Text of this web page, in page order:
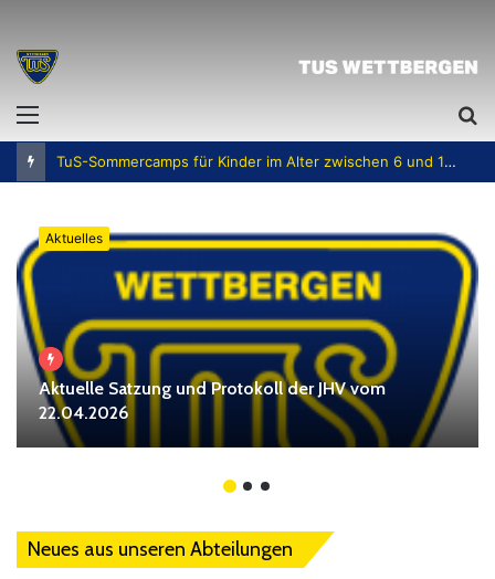
TuS-Sommercamps für Kinder im Alter zwischen 6 und 12 Jahren
Aktuelles
Aktuelle Satzung und Protokoll der JHV vom
22.04.2026
Neues aus unseren Abteilungen